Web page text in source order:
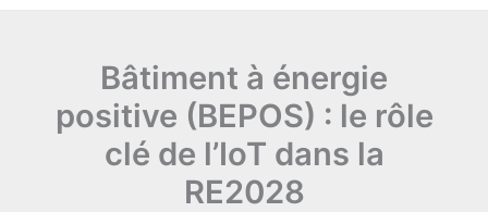
Bâtiment à énergie
positive (BEPOS) : le rôle
clé de l’IoT dans la
RE2028